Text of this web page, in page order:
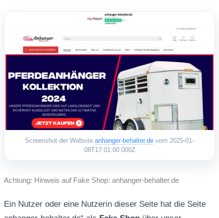
Screenshot der Website anhanger-behalter.de vom 2025-01-
08T17:01:00.000Z
Achtung: Hinweis auf Fake Shop: anhanger-behalter.de
Ein Nutzer oder eine Nutzerin dieser Seite hat die Seite